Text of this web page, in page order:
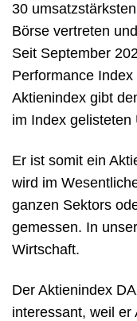
30
Börse vertreten
Seit September
Performance
Aktienindex gibt
im Index gelisteten
Er ist somit ein
wird im
ganzen Sektors
gemessen. In
Wirtschaft.
Der Aktienindex
interessant, weil er